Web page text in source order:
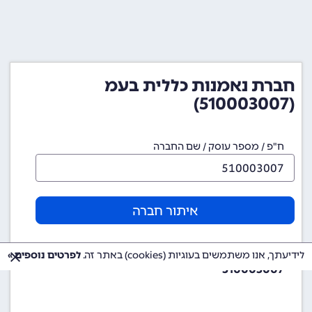
חברת נאמנות כללית בעמ
(510003007)
ח"פ / מספר עוסק / שם החברה
איתור חברה
510003007
לידיעתך, אנו משתמשים בעוגיות (cookies) באתר זה. לפרטים נוספים »